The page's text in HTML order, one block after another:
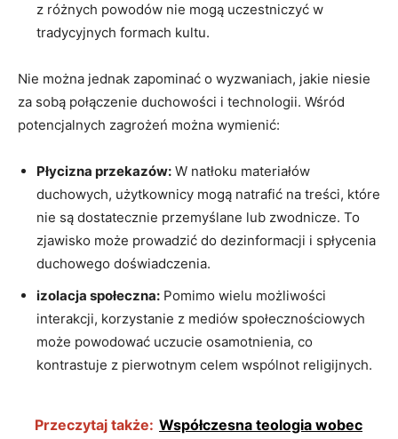
z różnych powodów nie mogą uczestniczyć w
tradycyjnych formach kultu.
Nie można jednak zapominać o wyzwaniach, jakie niesie
za sobą połączenie duchowości i technologii. Wśród
potencjalnych zagrożeń można wymienić:
Płycizna przekazów: W natłoku materiałów
duchowych, użytkownicy mogą natrafić na treści, które
nie są dostatecznie przemyślane lub zwodnicze. To
zjawisko może prowadzić do dezinformacji i spłycenia
duchowego doświadczenia.
izolacja społeczna: Pomimo wielu możliwości
interakcji, korzystanie z mediów społecznościowych
może powodować uczucie osamotnienia, co
kontrastuje z pierwotnym celem wspólnot religijnych.
Przeczytaj także: Współczesna teologia wobec